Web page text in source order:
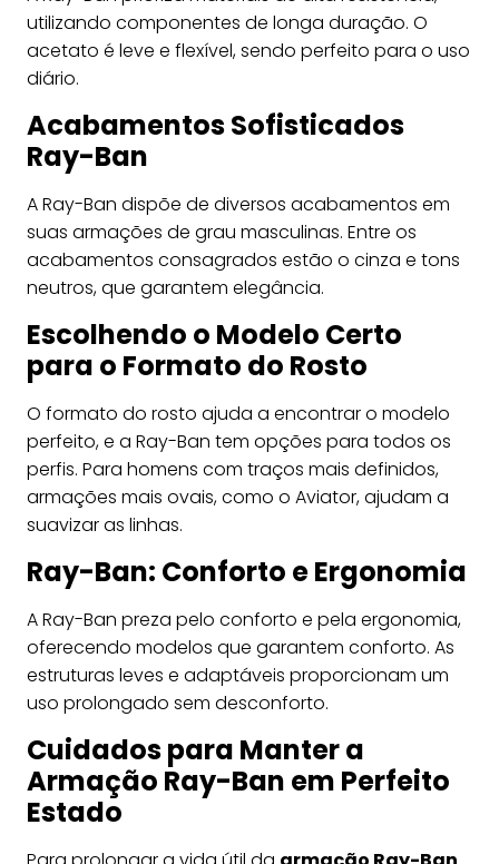
utilizando componentes de longa duração. O
acetato é leve e flexível, sendo perfeito para o uso
diário.
Acabamentos Sofisticados
Ray-Ban
A Ray-Ban dispõe de diversos acabamentos em
suas armações de grau masculinas. Entre os
acabamentos consagrados estão o cinza e tons
neutros, que garantem elegância.
Escolhendo o Modelo Certo
para o Formato do Rosto
O formato do rosto ajuda a encontrar o modelo
perfeito, e a Ray-Ban tem opções para todos os
perfis. Para homens com traços mais definidos,
armações mais ovais, como o Aviator, ajudam a
suavizar as linhas.
Ray-Ban: Conforto e Ergonomia
A Ray-Ban preza pelo conforto e pela ergonomia,
oferecendo modelos que garantem conforto. As
estruturas leves e adaptáveis proporcionam um
uso prolongado sem desconforto.
Cuidados para Manter a
Armação Ray-Ban em Perfeito
Estado